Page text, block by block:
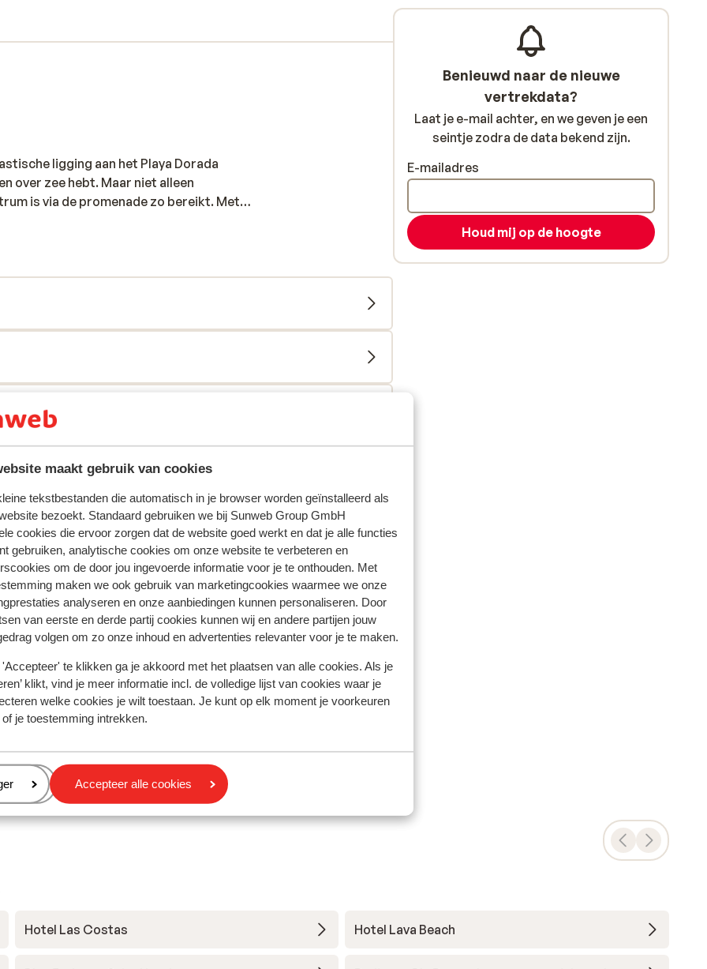
maakt gebruik van cookies
tekstbestanden die automatisch in je browser worden geïnstalleerd als
bezoekt. Standaard gebruiken we bij Sunweb Group GmbH
cookies die ervoor zorgen dat de website goed werkt en dat je alle functies
gebruiken, analytische cookies om onze website te verbeteren en
om de door jou ingevoerde informatie voor je te onthouden. Met
maken we ook gebruik van marketingcookies waarmee we onze
analyseren en onze aanbiedingen kunnen personaliseren. Door
van eerste en derde partij cookies kunnen wij en andere partijen jouw
volgen om zo onze inhoud en advertenties relevanter voor je te maken.
'Accepteer' te klikken ga je akkoord met het plaatsen van alle cookies. Als je
klikt, vind je meer informatie incl. de volledige lijst van cookies waar je
welke cookies je wilt toestaan. Je kunt op elk moment je voorkeuren
je toestemming intrekken.
Accepteer alle cookies
ligging aan het Playa Dorada
over zee hebt. Maar niet alleen
is via de promenade zo bereikt. Met
reden om hier een bezoek aan te
kamers zijn. Het stralende middelpunt
tuin met zwembaden en
wat actie? Je uitleven kan in de
meer ontspanning is er een
bars of tijdens het bekijken van een
een premium kamer met extra's als o.a.
met ons product oprecht weergeven.
Meest geboekt door met partner
Fantastisch
11 jun. 2024
Mooi hotel, all inclusive bood ook 4 afwisselende a la
carte restaurants aan zodat variatie eten groot was
tov andere hotels waar ik ooit geweest ben. Op 2
individuen na was het personeel enorm vriendelijk en
behulpzaam. Ook genoten van de avondshows. Enige
minpunt was dat het kinderbad met de glijbanen niet
verwarmd was waardoor hier max 30-45 minuten in
gebleven kon worden. Hotel ligt ook vak naast strand
heel wat bezienswaardigheden op Lanzarote. Spijtig
dat zowel hotel als Sunweb weinig info hebben gegeven
over lokale marktjes etc… waardoor we deze gemist
Mooi hotel, all inclusive bood ook 4 afwisselende a la
carte restaurants aan zodat variatie eten groot was
tov andere hotels waar ik ooit geweest ben. Op 2
individuen na was het personeel enorm vriendelijk en
behulpzaam. Ook genoten van de avondshows. Eni...
meer
Bram Met familie
Benieuwd naar de nieuwe
vertrekdata?
Laat je e-mail achter, en we geven je een
seintje zodra de data bekend zijn.
E-mailadres
Houd mij op de hoogte
Hotel Las Costas Hotel Lava Beach